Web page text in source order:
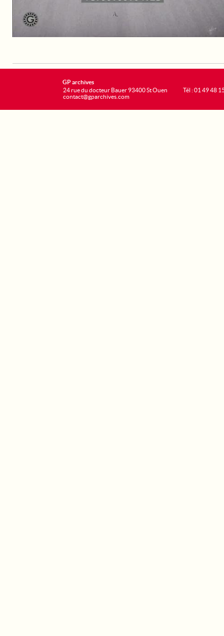
GP archives
24 rue du docteur Bauer 93400 St Ouen
contact@gparchives.com
Tél : 01 49 48